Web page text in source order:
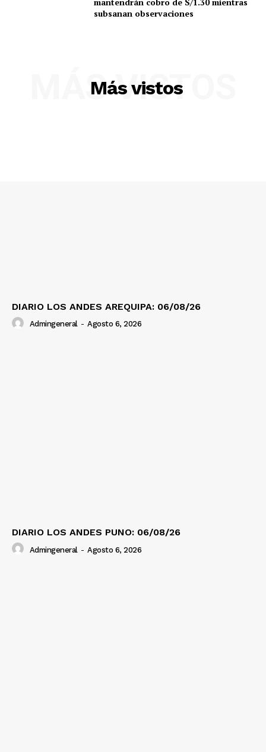
subsanan observaciones
Más vistos
MÁS VISTOS
DIARIO LOS ANDES AREQUIPA: 06/08/26
Admingeneral - Agosto 6, 2026
DIARIO LOS ANDES PUNO: 06/08/26
Admingeneral - Agosto 6, 2026